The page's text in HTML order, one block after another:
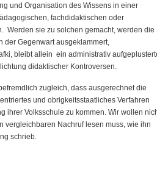
und Organisation des Wissens in einer
fachdidaktischen oder
Werden sie zu solchen gemacht, werden die
der Gegenwart ausgeklammert,
bleibt allein ein administrativ
didaktischer Kontroversen.
zugleich, dass ausgerechnet die
und obrigkeitsstaatliches Verfahren
ihrer Volksschule zu kommen. Wir wollen
vergleichbaren Nachruf lesen muss, wie ihn
schrieb.